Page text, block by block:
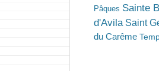
Pâques Sainte
d'Avila Saint
du Carême